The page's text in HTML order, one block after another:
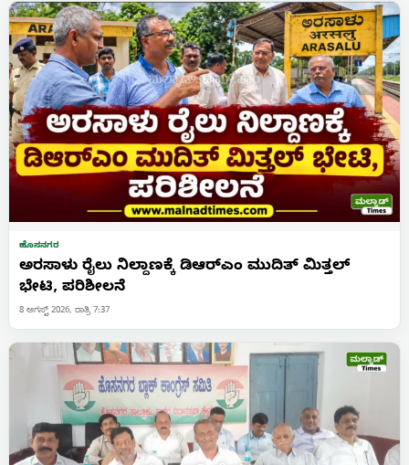
ಹೊಸನಗರ
ಅರಸಾಳು ರೈಲು ನಿಲ್ದಾಣಕ್ಕೆ ಡಿಆರ್‌ಎಂ ಮುದಿತ್ ಮಿತ್ತಲ್
ಭೇಟಿ, ಪರಿಶೀಲನೆ
8 ಆಗಸ್ಟ್ 2026, ರಾತ್ರಿ 7:37